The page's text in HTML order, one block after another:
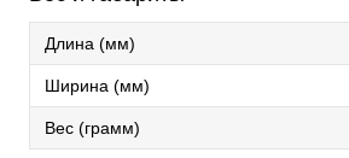
Длина (мм)
Ширина (мм)
Вес (грамм)